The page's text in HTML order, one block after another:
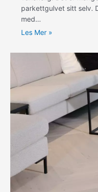
parkettgulvet sitt selv.
med…
Les Mer »